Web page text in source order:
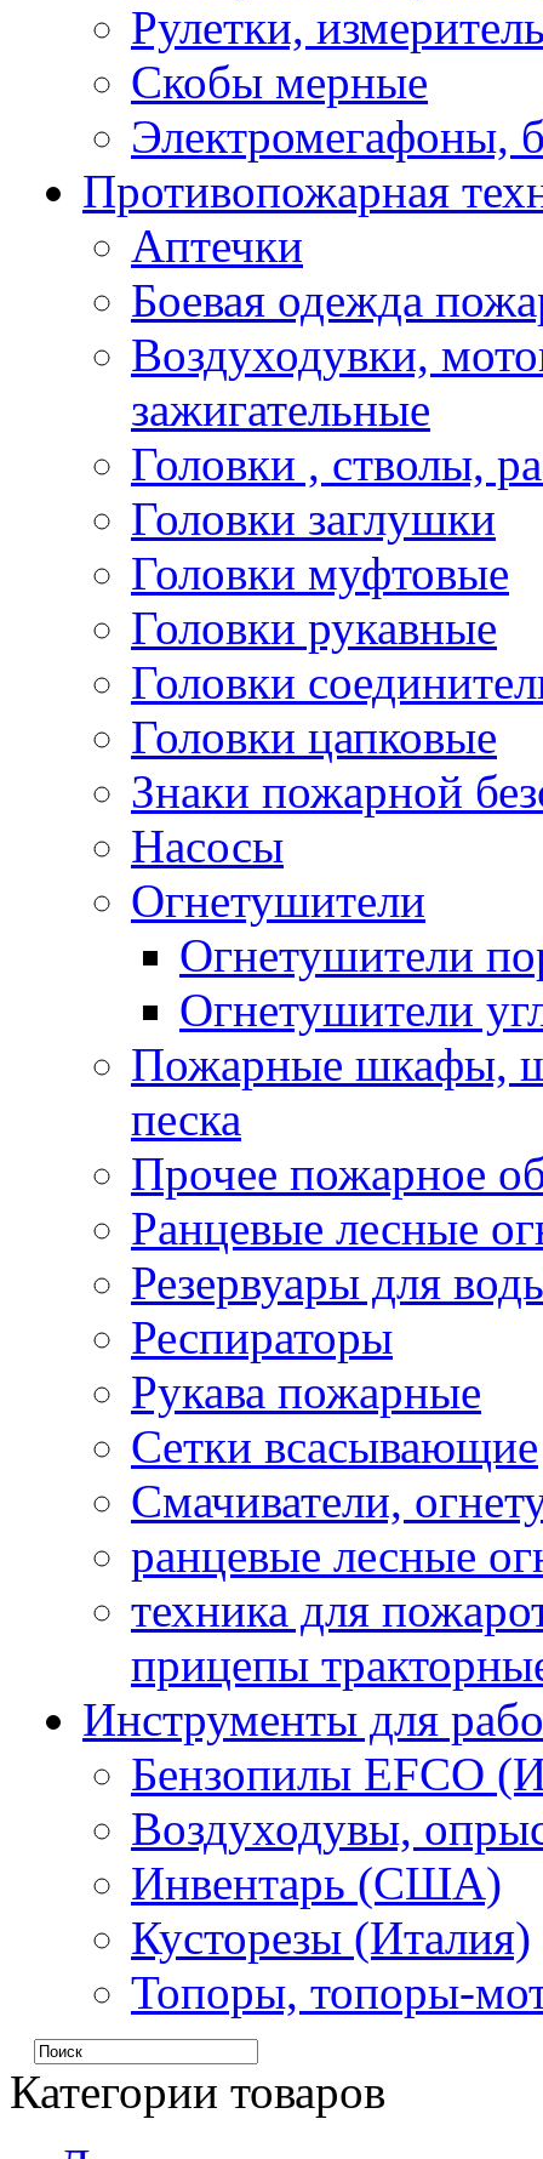
Рулетки,
Скобы мерные
Электромегафоны,
Противопожарная
Аптечки
Боевая одежда
Воздуходувки,
зажигательные
Головки , стволы,
Головки заглушки
Головки муфтовые
Головки рукавные
Головки
Головки цапковые
Знаки пожарной
Насосы
Огнетушители
Огнетушители
Огнетушители
Пожарные шкафы,
песка
Прочее пожарное
Ранцевые лесные
Резервуары для
Респираторы
Рукава пожарные
Сетки всасывающие
Смачиватели,
ранцевые лесные
техника для
прицепы
Инструменты для
Бензопилы EFCO
Воздуходувы,
Инвентарь (США)
Кусторезы (Италия)
Топоры, топоры-
Категории товаров